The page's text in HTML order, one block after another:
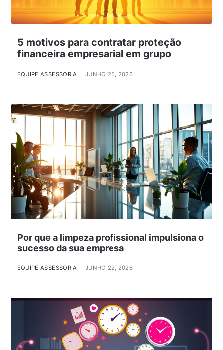
5 motivos para contratar proteção
financeira empresarial em grupo
EQUIPE ASSESSORIA JUNHO 25, 2026
Por que a limpeza profissional impulsiona o
sucesso da sua empresa
EQUIPE ASSESSORIA JUNHO 22, 2026